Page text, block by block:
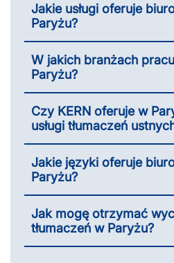
Jakie usługi oferuje
Paryżu?
W jakich branżach
Paryżu?
Czy KERN oferuje w
usługi tłumaczeń
Jakie języki oferuje
Paryżu?
Jak mogę otrzymać
tłumaczeń w Paryżu?